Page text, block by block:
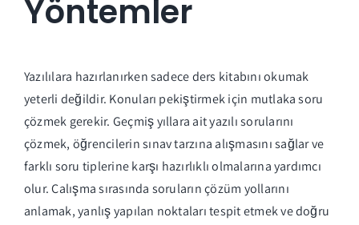
Yöntemler
Yazılılara hazırlanırken sadece ders kitabını okumak
yeterli değildir. Konuları pekiştirmek için mutlaka soru
çözmek gerekir. Geçmiş yıllara ait yazılı sorularını
çözmek, öğrencilerin sınav tarzına alışmasını sağlar ve
farklı soru tiplerine karşı hazırlıklı olmalarına yardımcı
olur. Çalışma sırasında soruların çözüm yollarını
anlamak, yanlış yapılan noktaları tespit etmek ve doğru